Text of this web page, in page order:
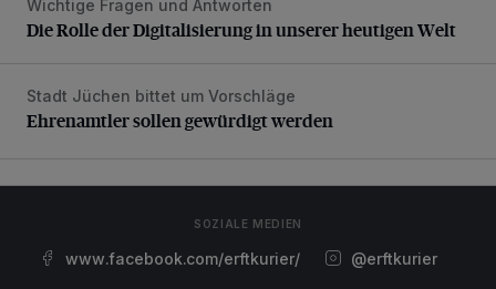
Die Rolle der Digitalisierung in unserer heutigen Welt
Wichtige Fragen und Antworten
Die Rolle der Digitalisierung in unserer heutigen Welt
Ehrenamtler sollen gewürdigt werden
Stadt Jüchen bittet um Vorschläge
Ehrenamtler sollen gewürdigt werden
SOZIALE MEDIEN
www.facebook.com/erftkurier/ @erftkurier